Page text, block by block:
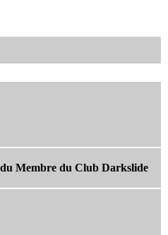
Membre du Club Darkslide